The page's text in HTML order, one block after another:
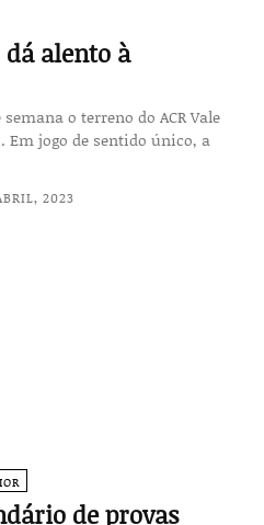
alento à
o terreno do ACR Vale
jogo de sentido único, a
2023
de provas